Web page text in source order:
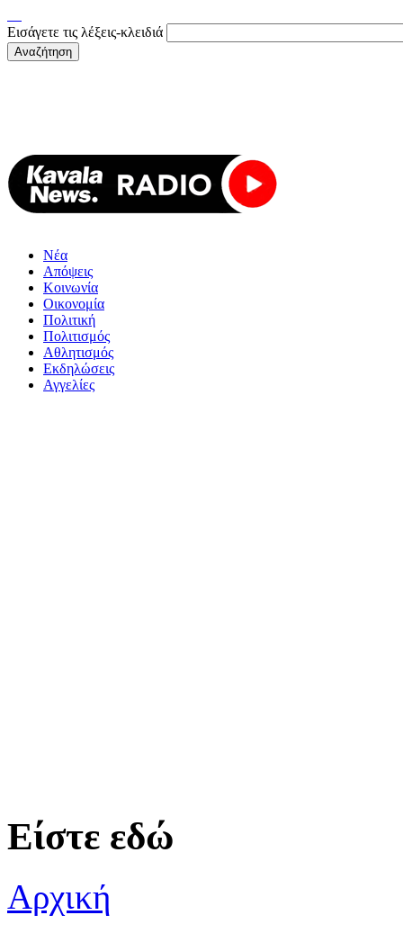
Εισάγετε τις λέξεις-κλειδιά
Νέα
Απόψεις
Κοινωνία
Οικονομία
Πολιτική
Πολιτισμός
Αθλητισμός
Εκδηλώσεις
Αγγελίες
Είστε εδώ
Αρχική